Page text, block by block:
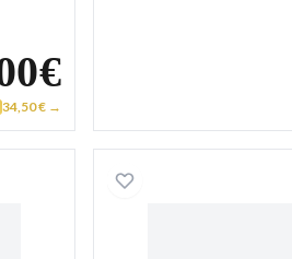
34,50 € →